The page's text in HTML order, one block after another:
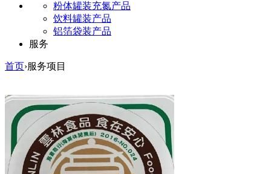
粉体罐装充氮产品
饮料罐装产品
铝箔袋装产品
服务
首页›服务项目